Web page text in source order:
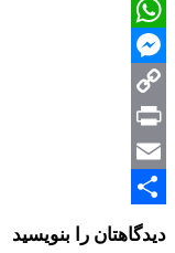
Telegram
WhatsApp
Messenger
Copy
Link
Print
Email
Share
دیدگاهتان را بنویسید